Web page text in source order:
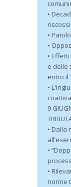
•
•
•
•
e delle
entro il
•
9
• Dalla
•
•
norme